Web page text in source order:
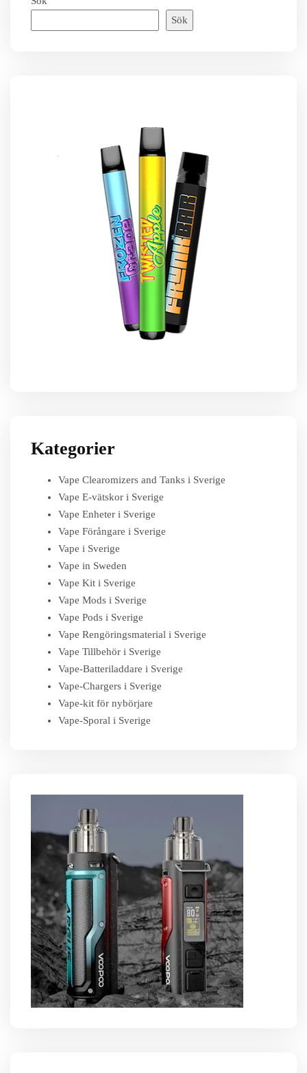
Sök
Kategorier
Vape Clearomizers and Tanks i Sverige
Vape E-vätskor i Sverige
Vape Enheter i Sverige
Vape Förångare i Sverige
Vape i Sverige
Vape in Sweden
Vape Kit i Sverige
Vape Mods i Sverige
Vape Pods i Sverige
Vape Rengöringsmaterial i Sverige
Vape Tillbehör i Sverige
Vape-Batteriladdare i Sverige
Vape-Chargers i Sverige
Vape-kit för nybörjare
Vape-Sporal i Sverige